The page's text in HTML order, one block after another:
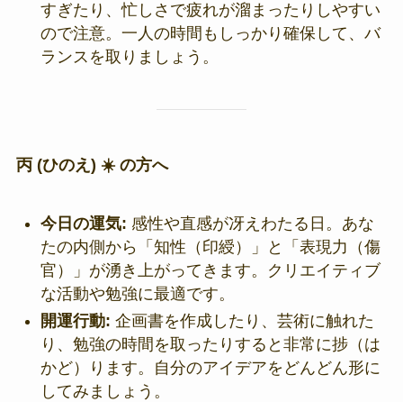
すぎたり、忙しさで疲れが溜まったりしやすい
ので注意。一人の時間もしっかり確保して、バ
ランスを取りましょう。
丙 (ひのえ) ☀️ の方へ
今日の運気: 感性や直感が冴えわたる日。あな
たの内側から「知性（印綬）」と「表現力（傷
官）」が湧き上がってきます。クリエイティブ
な活動や勉強に最適です。
開運行動: 企画書を作成したり、芸術に触れた
り、勉強の時間を取ったりすると非常に捗（は
かど）ります。自分のアイデアをどんどん形に
してみましょう。